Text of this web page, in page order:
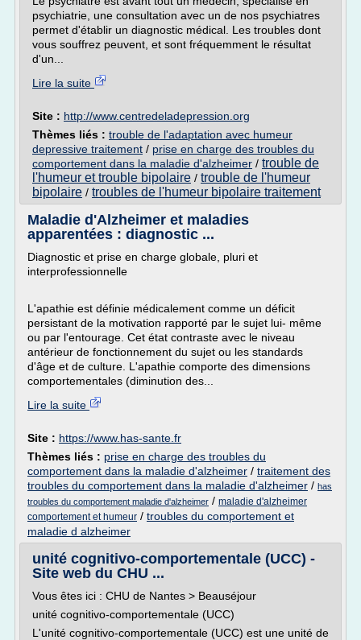
psychiatrie, une consultation avec un de nos psychiatres
permet d'établir un diagnostic médical. Les troubles dont
vous souffrez peuvent, et sont fréquemment le résultat
d'un...
Lire la suite
Site : http://www.centredeladepression.org
Thèmes liés : trouble de l'adaptation avec humeur
depressive traitement / prise en charge des troubles du
comportement dans la maladie d'alzheimer / trouble de
l'humeur et trouble bipolaire / trouble de l'humeur
bipolaire / troubles de l'humeur bipolaire traitement
Maladie d'Alzheimer et maladies
apparentées : diagnostic ...
Diagnostic et prise en charge globale, pluri et
interprofessionnelle
L'apathie est définie médicalement comme un déficit
persistant de la motivation rapporté par le sujet lui- même
ou par l'entourage. Cet état contraste avec le niveau
antérieur de fonctionnement du sujet ou les standards
d'âge et de culture. L'apathie comporte des dimensions
comportementales (diminution des...
Lire la suite
Site : https://www.has-sante.fr
Thèmes liés : prise en charge des troubles du
comportement dans la maladie d'alzheimer / traitement des
troubles du comportement dans la maladie d'alzheimer / has
troubles du comportement maladie d'alzheimer / maladie d'alzheimer
comportement et humeur / troubles du comportement et
maladie d alzheimer
unité cognitivo-comportementale (UCC) -
Site web du CHU ...
Vous êtes ici : CHU de Nantes > Beauséjour
unité cognitivo-comportementale (UCC)
L'unité cognitivo-comportementale (UCC) est une unité de